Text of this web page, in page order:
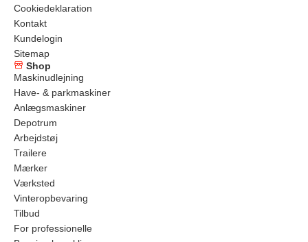
Cookiedeklaration
Kontakt
Kundelogin
Sitemap
Shop
Maskinudlejning
Have- & parkmaskiner
Anlægsmaskiner
Depotrum
Arbejdstøj
Trailere
Mærker
Værksted
Vinteropbevaring
Tilbud
For professionelle